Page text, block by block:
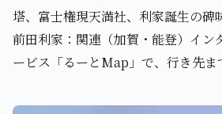
塔、富士権現天満社、利家誕生の碑
前田利家：関連（加賀・能登）イン
ービス「るーとMap」で、行き先ま